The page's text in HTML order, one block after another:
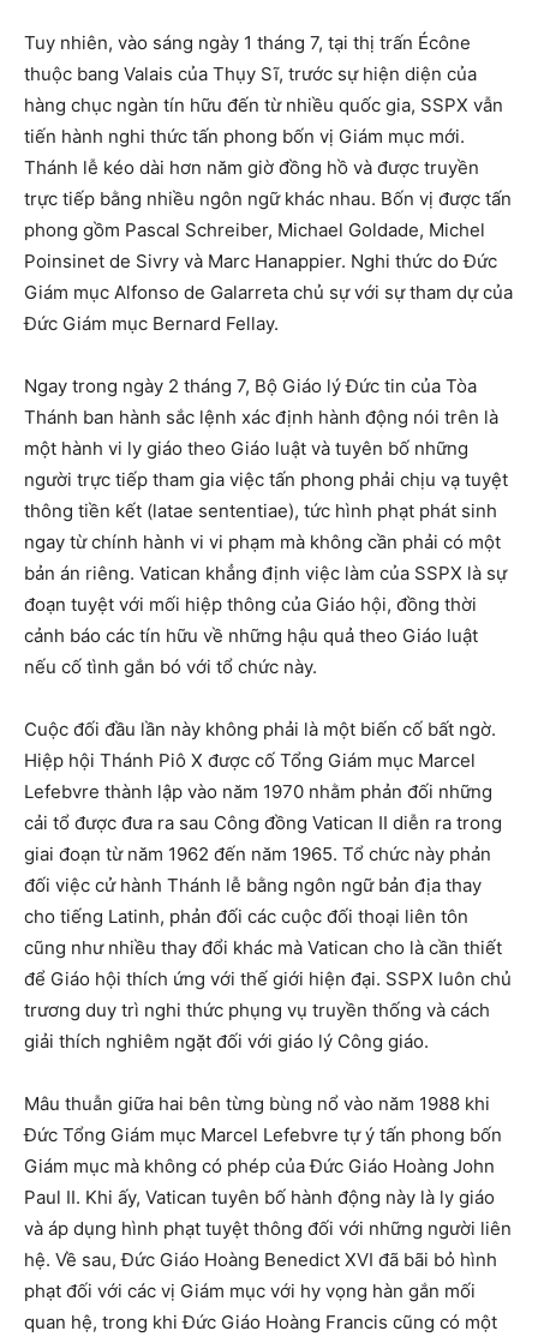
Tuy nhiên, vào sáng ngày 1 tháng 7, tại thị trấn Écône
thuộc bang Valais của Thụy Sĩ, trước sự hiện diện của
hàng chục ngàn tín hữu đến từ nhiều quốc gia, SSPX vẫn
tiến hành nghi thức tấn phong bốn vị Giám mục mới.
Thánh lễ kéo dài hơn năm giờ đồng hồ và được truyền
trực tiếp bằng nhiều ngôn ngữ khác nhau. Bốn vị được tấn
phong gồm Pascal Schreiber, Michael Goldade, Michel
Poinsinet de Sivry và Marc Hanappier. Nghi thức do Đức
Giám mục Alfonso de Galarreta chủ sự với sự tham dự của
Đức Giám mục Bernard Fellay.
Ngay trong ngày 2 tháng 7, Bộ Giáo lý Đức tin của Tòa
Thánh ban hành sắc lệnh xác định hành động nói trên là
một hành vi ly giáo theo Giáo luật và tuyên bố những
người trực tiếp tham gia việc tấn phong phải chịu vạ tuyệt
thông tiền kết (latae sententiae), tức hình phạt phát sinh
ngay từ chính hành vi vi phạm mà không cần phải có một
bản án riêng. Vatican khẳng định việc làm của SSPX là sự
đoạn tuyệt với mối hiệp thông của Giáo hội, đồng thời
cảnh báo các tín hữu về những hậu quả theo Giáo luật
nếu cố tình gắn bó với tổ chức này.
Cuộc đối đầu lần này không phải là một biến cố bất ngờ.
Hiệp hội Thánh Piô X được cố Tổng Giám mục Marcel
Lefebvre thành lập vào năm 1970 nhằm phản đối những
cải tổ được đưa ra sau Công đồng Vatican II diễn ra trong
giai đoạn từ năm 1962 đến năm 1965. Tổ chức này phản
đối việc cử hành Thánh lễ bằng ngôn ngữ bản địa thay
cho tiếng Latinh, phản đối các cuộc đối thoại liên tôn
cũng như nhiều thay đổi khác mà Vatican cho là cần thiết
để Giáo hội thích ứng với thế giới hiện đại. SSPX luôn chủ
trương duy trì nghi thức phụng vụ truyền thống và cách
giải thích nghiêm ngặt đối với giáo lý Công giáo.
Mâu thuẫn giữa hai bên từng bùng nổ vào năm 1988 khi
Đức Tổng Giám mục Marcel Lefebvre tự ý tấn phong bốn
Giám mục mà không có phép của Đức Giáo Hoàng John
Paul II. Khi ấy, Vatican tuyên bố hành động này là ly giáo
và áp dụng hình phạt tuyệt thông đối với những người liên
hệ. Về sau, Đức Giáo Hoàng Benedict XVI đã bãi bỏ hình
phạt đối với các vị Giám mục với hy vọng hàn gắn mối
quan hệ, trong khi Đức Giáo Hoàng Francis cũng có một